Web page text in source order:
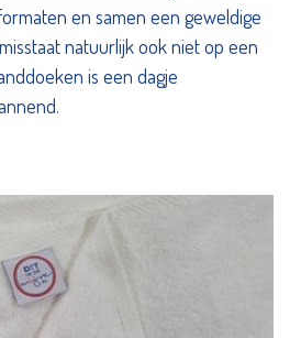
en samen een geweldige
natuurlijk ook niet op een
is een dagje